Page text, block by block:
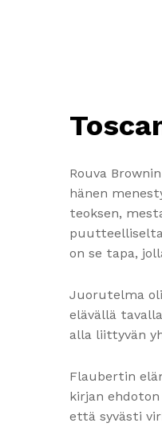
Rouva
hänen
teoksen,
on se tapa,
Juorutelma
elävällä
alla liittyvän
Flaubertin
kirjan
että syvästi